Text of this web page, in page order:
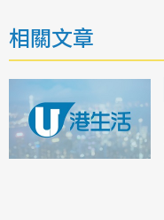
相關文章